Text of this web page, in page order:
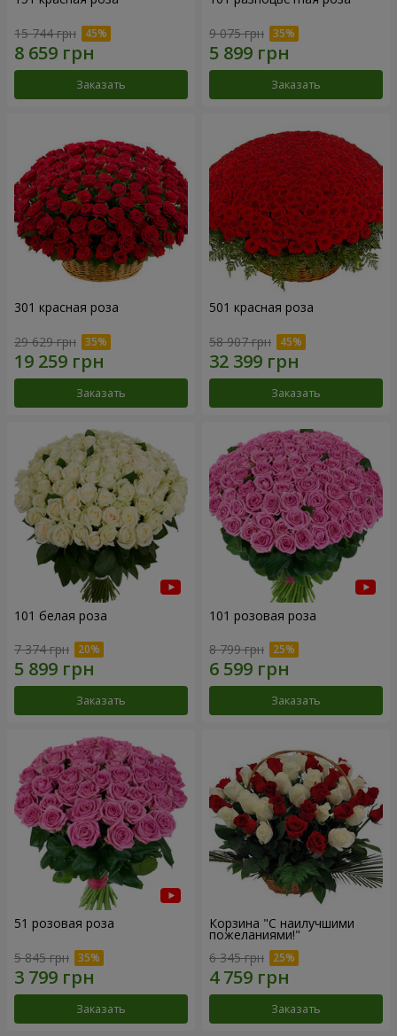
15 744 грн
Заказать
9 075 грн
Заказать
301 красная роза
29 629 грн
Заказать
501 красная роза
58 907 грн
Заказать
101 белая роза
7 374 грн
Заказать
101 розовая роза
8 799 грн
Заказать
51 розовая роза
5 845 грн
Заказать
Корзина "С наилучшими
пожеланиями!"
6 345 грн
Заказать